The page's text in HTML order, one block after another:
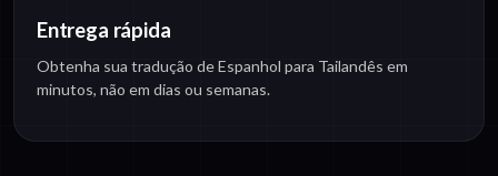
Entrega rápida
Obtenha sua tradução de Espanhol para Tailandês em
minutos, não em dias ou semanas.